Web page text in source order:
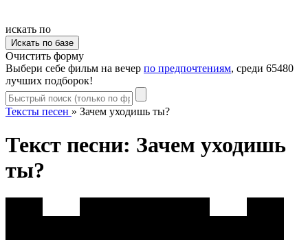
искать по
Очистить форму
Выбери себе фильм на вечер по предпочтениям, среди 65480
лучших подборок!
Тексты песен » Зачем уходишь ты?
Текст песни: Зачем уходишь
ты?